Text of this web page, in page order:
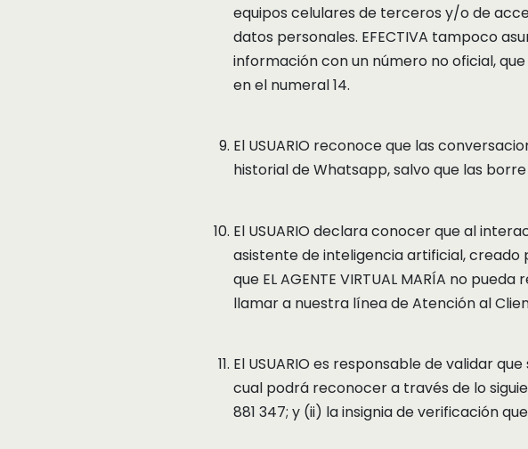
equipos celulares de terceros y/o de
datos personales. EFECTIVA tampoco
información con un número no oficial,
en el numeral 14.
El USUARIO reconoce que las
historial de Whatsapp, salvo que las
El USUARIO declara conocer que al
asistente de inteligencia artificial, creado
que EL AGENTE VIRTUAL MARÍA no
llamar a nuestra línea de Atención al
El USUARIO es responsable de validar
cual podrá reconocer a través de lo
881 347; y (ii) la insignia de verificación